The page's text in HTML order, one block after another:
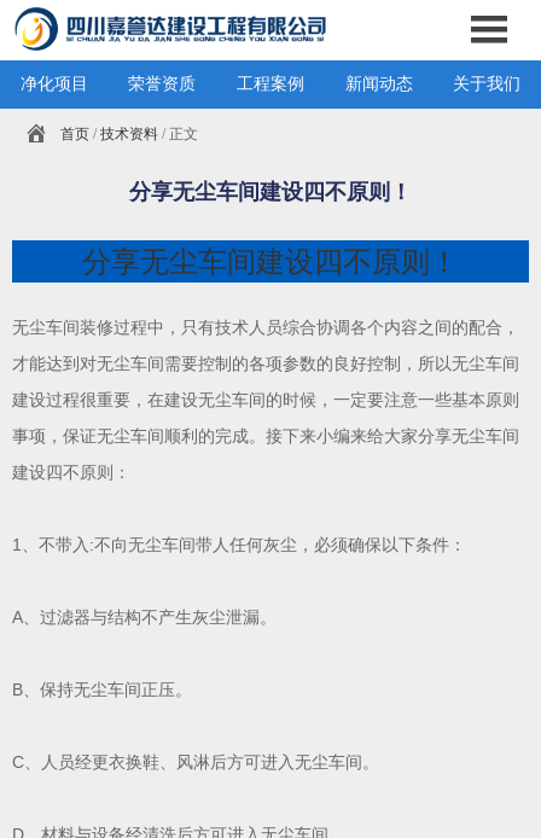
净化项目 荣誉资质 工程案例 新闻动态 关于我们
首页 /技术资料 / 正文
分享无尘车间建设四不原则！
分享无尘车间建设四不原则！
无尘车间装修过程中，只有技术人员综合协调各个内容之间的配合，
才能达到对无尘车间需要控制的各项参数的良好控制，所以无尘车间
建设过程很重要，在建设无尘车间的时候，一定要注意一些基本原则
事项，保证无尘车间顺利的完成。接下来小编来给大家分享无尘车间
建设四不原则：
1、不带入:不向无尘车间带人任何灰尘，必须确保以下条件：
A、过滤器与结构不产生灰尘泄漏。
B、保持无尘车间正压。
C、人员经更衣换鞋、风淋后方可进入无尘车间。